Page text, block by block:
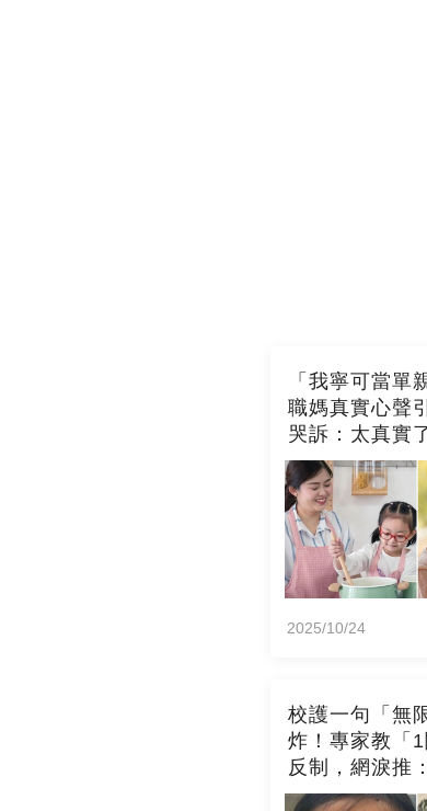
「我寧可當單
職媽真實心聲
哭訴：太真實
2025/10/24
校護一句「無
炸！專家教「1
反制，網淚推